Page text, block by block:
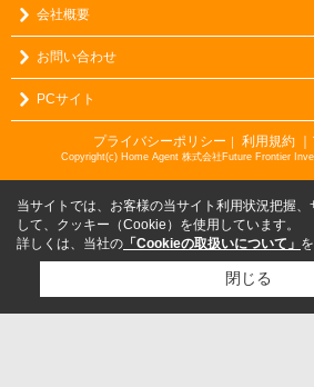
会社概要
お問い合わせ
PCサイト
プライバシーポリシー 利用規約
Copyright(c) Home Agent 株式会社Future Frontier
当サイトでは、お客様の当サイト利用状況把握、
して、クッキー（Cookie）を使用しています。
詳しくは、当社の 「Cookieの取扱いについて」
閉じる